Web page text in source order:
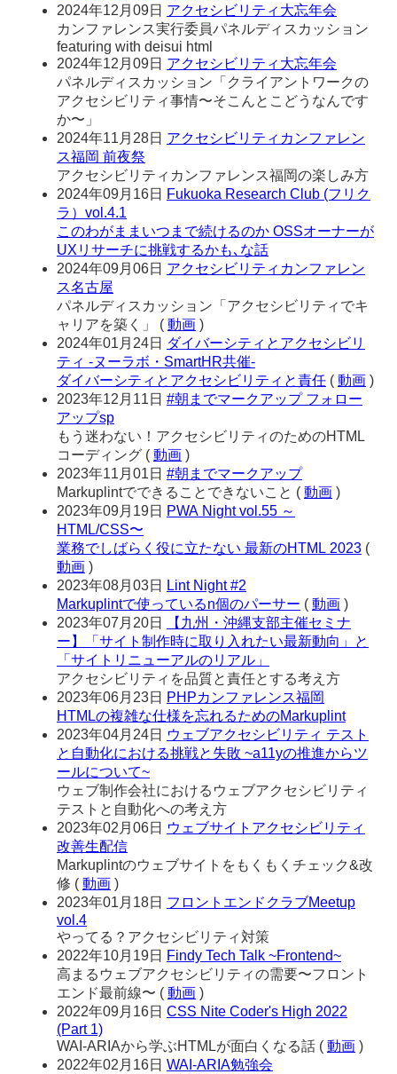
2024年12月09日 アクセシビリティ大忘年会
カンファレンス実行委員パネルディスカッション
featuring with deisui html
2024年12月09日 アクセシビリティ大忘年会
パネルディスカッション「クライアントワークの
アクセシビリティ事情〜そこんとこどうなんです
か〜」
2024年11月28日 アクセシビリティカンファレン
ス福岡 前夜祭
アクセシビリティカンファレンス福岡の楽しみ方
2024年09月16日 Fukuoka Research Club (フリク
ラ）vol.4.1
このわがままいつまで続けるのか OSSオーナーが
UXリサーチに挑戦するかも､な話
2024年09月06日 アクセシビリティカンファレン
ス名古屋
パネルディスカッション「アクセシビリティでキ
ャリアを築く」
( 動画 )
2024年01月24日 ダイバーシティとアクセシビリ
ティ -ヌーラボ・SmartHR共催-
ダイバーシティとアクセシビリティと責任 ( 動画 )
2023年12月11日 #朝までマークアップ フォロー
アップsp
もう迷わない！アクセシビリティのためのHTML
コーディング ( 動画 )
2023年11月01日 #朝までマークアップ
Markuplintでできることできないこと ( 動画 )
2023年09月19日 PWA Night vol.55 ～
HTML/CSS〜
業務でしばらく役に立たない 最新のHTML 2023 (
動画 )
2023年08月03日
Lint Night #2
Markuplintで使っているn個のパーサー ( 動画 )
2023年07月20日
【九州・沖縄支部主催セミナ
ー】「サイト制作時に取り入れたい最新動向」と
「サイトリニューアルのリアル」
アクセシビリティを品質と責任とする考え方
2023年06月23日 PHPカンファレンス福岡
HTMLの複雑な仕様を忘れるためのMarkuplint
2023年04月24日 ウェブアクセシビリティ テスト
と自動化における挑戦と失敗 ~a11yの推進からツ
ールについて~
ウェブ制作会社におけるウェブアクセシビリティ
テストと自動化への考え方
2023年02月06日 ウェブサイトアクセシビリティ
改善生配信
Markuplintのウェブサイトをもくもくチェック&改
修 ( 動画 )
2023年01月18日 フロントエンドクラブMeetup
vol.4
やってる？アクセシビリティ対策
2022年10月19日 Findy Tech Talk ~Frontend~
高まるウェブアクセシビリティの需要〜フロント
エンド最前線〜 ( 動画 )
2022年09月16日 CSS Nite Coder's High 2022
(Part 1)
WAI-ARIAから学ぶHTMLが面白くなる話 ( 動画 )
2022年02月16日 WAI-ARIA勉強会